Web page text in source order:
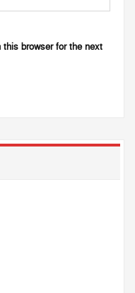
browser for the next